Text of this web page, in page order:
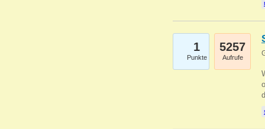
1
Punkte
5257
Aufrufe